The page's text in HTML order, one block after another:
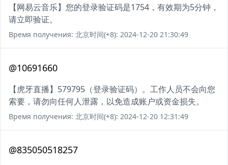
【网易云音乐】您的登录验证码是1754，有效期为5分钟，
请立即验证。
Время получения: 北京时间(+8): 2024-12-20 21:30:49
@10691660
【虎牙直播】579795（登录验证码）。工作人员不会向您
索要，请勿向任何人泄露，以免造成账户或资金损失。
Время получения: 北京时间(+8): 2024-12-20 12:31:49
@835050518257